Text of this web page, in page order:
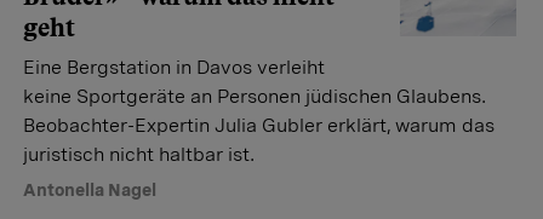
geht
Eine Bergstation in Davos verleiht
keine Sportgeräte an Personen jüdischen Glaubens.
Beobachter-Expertin Julia Gubler erklärt, warum das
juristisch nicht haltbar ist.
Antonella Nagel